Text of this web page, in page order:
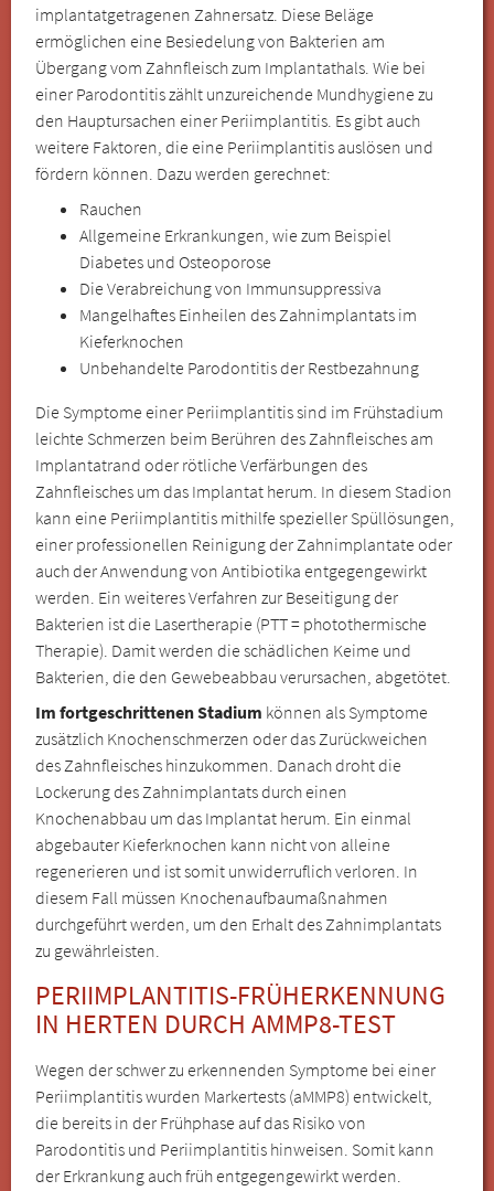
implantatgetragenen Zahnersatz. Diese Beläge
ermöglichen eine Besiedelung von Bakterien am
Übergang vom Zahnfleisch zum Implantathals. Wie bei
einer Parodontitis zählt unzureichende Mundhygiene zu
den Hauptursachen einer Periimplantitis. Es gibt auch
weitere Faktoren, die eine Periimplantitis auslösen und
fördern können. Dazu werden gerechnet:
Rauchen
Allgemeine Erkrankungen, wie zum Beispiel
Diabetes und Osteoporose
Die Verabreichung von Immunsuppressiva
Mangelhaftes Einheilen des Zahnimplantats im
Kieferknochen
Unbehandelte Parodontitis der Restbezahnung
Die Symptome einer Periimplantitis sind im Frühstadium
leichte Schmerzen beim Berühren des Zahnfleisches am
Implantatrand oder rötliche Verfärbungen des
Zahnfleisches um das Implantat herum. In diesem Stadion
kann eine Periimplantitis mithilfe spezieller Spüllösungen,
einer professionellen Reinigung der Zahnimplantate oder
auch der Anwendung von Antibiotika entgegengewirkt
werden. Ein weiteres Verfahren zur Beseitigung der
Bakterien ist die Lasertherapie (PTT = photothermische
Therapie). Damit werden die schädlichen Keime und
Bakterien, die den Gewebeabbau verursachen, abgetötet.
Im fortgeschrittenen Stadium können als Symptome
zusätzlich Knochenschmerzen oder das Zurückweichen
des Zahnfleisches hinzukommen. Danach droht die
Lockerung des Zahnimplantats durch einen
Knochenabbau um das Implantat herum. Ein einmal
abgebauter Kieferknochen kann nicht von alleine
regenerieren und ist somit unwiderruflich verloren. In
diesem Fall müssen Knochenaufbaumaßnahmen
durchgeführt werden, um den Erhalt des Zahnimplantats
zu gewährleisten.
PERIIMPLANTITIS-FRÜHERKENNUNG
IN HERTEN DURCH AMMP8-TEST
Wegen der schwer zu erkennenden Symptome bei einer
Periimplantitis wurden Markertests (aMMP8) entwickelt,
die bereits in der Frühphase auf das Risiko von
Parodontitis und Periimplantitis hinweisen. Somit kann
der Erkrankung auch früh entgegengewirkt werden.